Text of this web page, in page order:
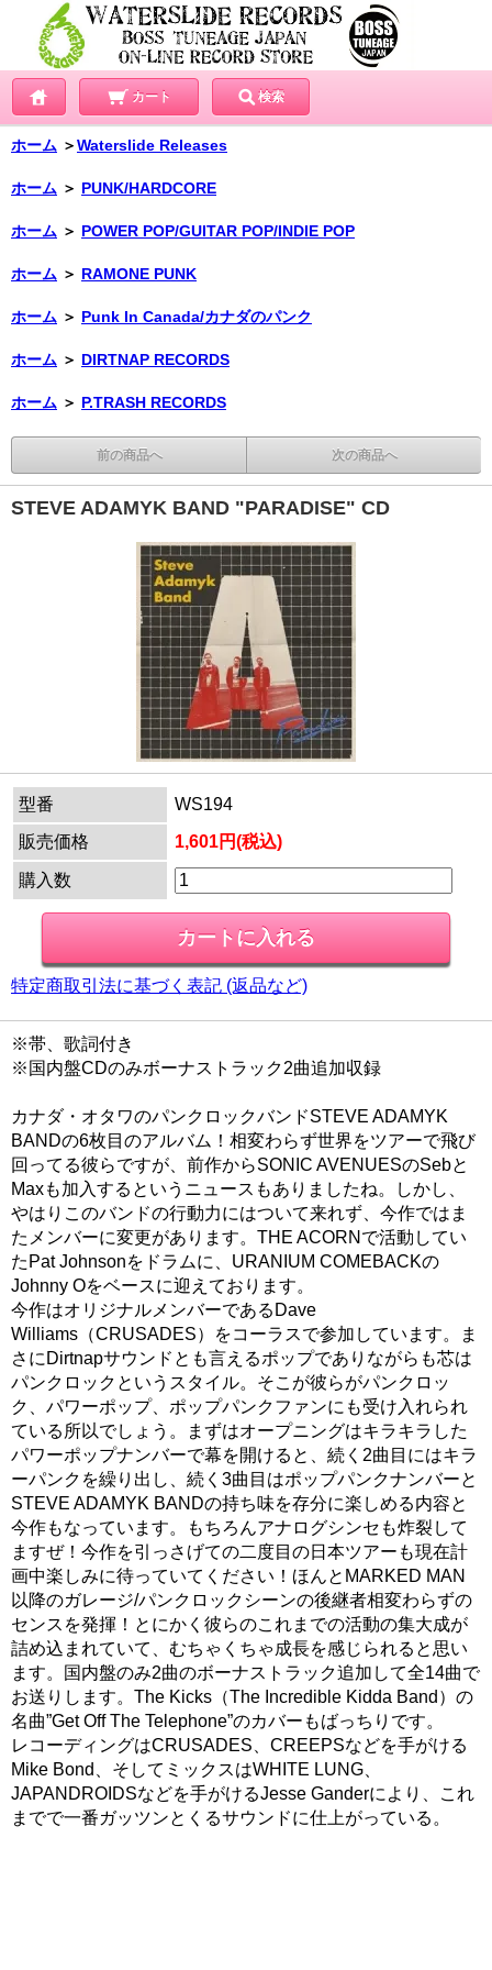
カート 検索
ホーム ＞Waterslide Releases
ホーム ＞ PUNK/HARDCORE
ホーム ＞ POWER POP/GUITAR POP/INDIE POP
ホーム ＞ RAMONE PUNK
ホーム ＞ Punk In Canada/カナダのパンク
ホーム ＞ DIRTNAP RECORDS
ホーム ＞ P.TRASH RECORDS
前の商品へ 次の商品へ
STEVE ADAMYK BAND "PARADISE" CD
型番
WS194
販売価格
1,601円(税込)
購入数
特定商取引法に基づく表記 (返品など)
※帯、歌詞付き
※国内盤CDのみボーナストラック2曲追加収録
カナダ・オタワのパンクロックバンドSTEVE ADAMYK
BANDの6枚目のアルバム！相変わらず世界をツアーで飛び
回ってる彼らですが、前作からSONIC AVENUESのSebと
Maxも加入するというニュースもありましたね。しかし、
やはりこのバンドの行動力にはついて来れず、今作ではま
たメンバーに変更があります。THE ACORNで活動してい
たPat Johnsonをドラムに、URANIUM COMEBACKの
Johnny Oをベースに迎えております。
今作はオリジナルメンバーであるDave
Williams（CRUSADES）をコーラスで参加しています。ま
さにDirtnapサウンドとも言えるポップでありながらも芯は
パンクロックというスタイル。そこが彼らがパンクロッ
ク、パワーポップ、ポップパンクファンにも受け入れられ
ている所以でしょう。まずはオープニングはキラキラした
パワーポップナンバーで幕を開けると、続く2曲目にはキラ
ーパンクを繰り出し、続く3曲目はポップパンクナンバーと
STEVE ADAMYK BANDの持ち味を存分に楽しめる内容と
今作もなっています。もちろんアナログシンセも炸裂して
ますぜ！今作を引っさげての二度目の日本ツアーも現在計
画中楽しみに待っていてください！ほんとMARKED MAN
以降のガレージ/パンクロックシーンの後継者相変わらずの
センスを発揮！とにかく彼らのこれまでの活動の集大成が
詰め込まれていて、むちゃくちゃ成長を感じられると思い
ます。国内盤のみ2曲のボーナストラック追加して全14曲で
お送りします。The Kicks（The Incredible Kidda Band）の
名曲”Get Off The Telephone”のカバーもばっちりです。
レコーディングはCRUSADES、CREEPSなどを手がける
Mike Bond、そしてミックスはWHITE LUNG、
JAPANDROIDSなどを手がけるJesse Ganderにより、これ
までで一番ガッツンとくるサウンドに仕上がっている。